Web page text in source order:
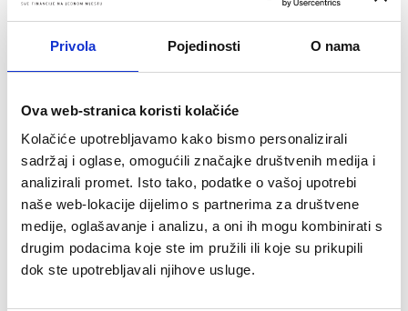
Privola Pojedinosti O nama
Ova web-stranica koristi kolačiće
Kolačiće upotrebljavamo kako bismo personalizirali
sadržaj i oglase, omogućili značajke društvenih medija i
analizirali promet. Isto tako, podatke o vašoj upotrebi
naše web-lokacije dijelimo s partnerima za društvene
medije, oglašavanje i analizu, a oni ih mogu kombinirati s
drugim podacima koje ste im pružili ili koje su prikupili
dok ste upotrebljavali njihove usluge.
Outsourcing omogućuje fleksibilnost u
skaliranju usluga prema potrebama poduzeća.
Bilo da poduzeće raste ili smanjuje opseg
prilagoditi usluge prema zahtjevima, što
internim zaposlenicima može biti izazovno.
7. Bolji uvid u poslovanje
Vanjski računovodstveni stručnjaci često
pružaju detaljne financijske analize i izvještaje
koji menadžmentu omogućuju bolji uvid u